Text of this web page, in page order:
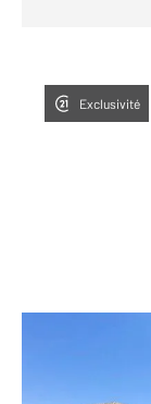
Exclusivité